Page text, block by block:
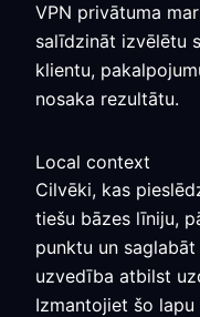
VPN privātuma
salīdzināt izvēlētu
klientu,
nosaka rezultātu.
Local context
Cilvēki, kas
tiešu bāzes līniju,
punktu un
uzvedība atbilst
Izmantojiet šo